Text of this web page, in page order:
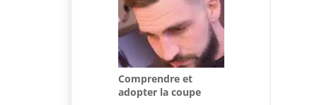
Comprendre et
adopter la coupe